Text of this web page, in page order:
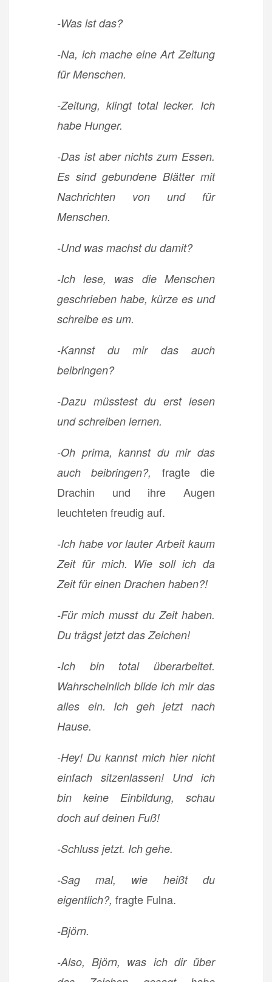
-Was ist das?
-Na, ich mache eine Art Zeitung
für Menschen.
-Zeitung, klingt total lecker. Ich
habe Hunger.
-Das ist aber nichts zum Essen.
Es sind gebundene Blätter mit
Nachrichten von und für
Menschen.
-Und was machst du damit?
-Ich lese, was die Menschen
geschrieben habe, kürze es und
schreibe es um.
-Kannst du mir das auch
beibringen?
-Dazu müsstest du erst lesen
und schreiben lernen.
-Oh prima, kannst du mir das
auch beibringen?, fragte die
Drachin und ihre Augen
leuchteten freudig auf.
-Ich habe vor lauter Arbeit kaum
Zeit für mich. Wie soll ich da
Zeit für einen Drachen haben?!
-Für mich musst du Zeit haben.
Du trägst jetzt das Zeichen!
-Ich bin total überarbeitet.
Wahrscheinlich bilde ich mir das
alles ein. Ich geh jetzt nach
Hause.
-Hey! Du kannst mich hier nicht
einfach sitzenlassen! Und ich
bin keine Einbildung, schau
doch auf deinen Fuß!
-Schluss jetzt. Ich gehe.
-Sag mal, wie heißt du
eigentlich?,fragte Fulna.
-Björn.
-Also, Björn, was ich dir über